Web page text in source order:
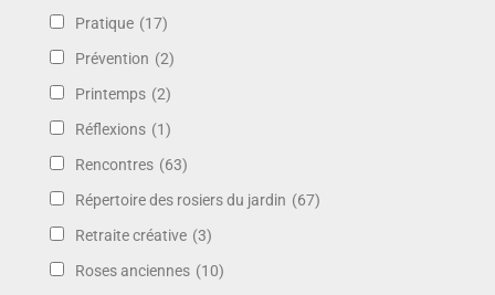
Pratique (17)
Prévention (2)
Printemps (2)
Réflexions (1)
Rencontres (63)
Répertoire des rosiers du jardin (67)
Retraite créative (3)
Roses anciennes (10)